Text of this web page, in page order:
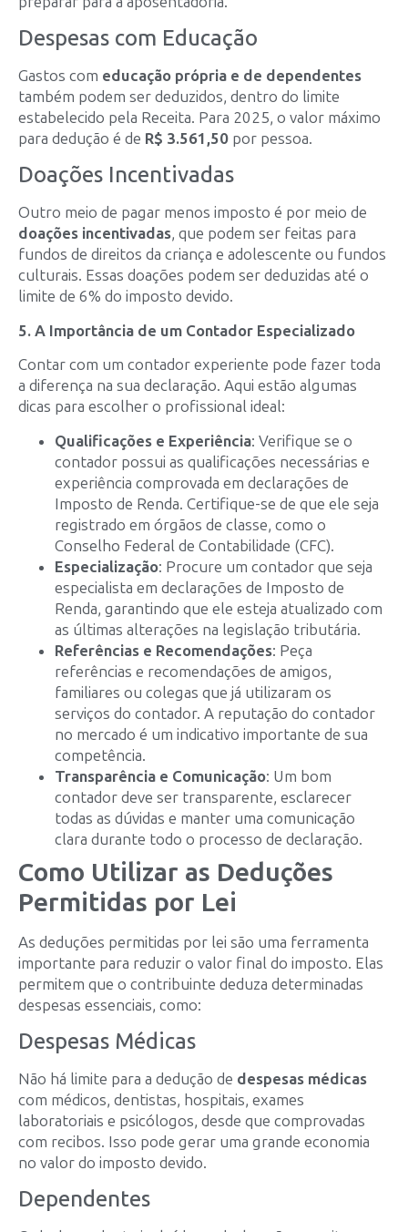
Despesas com Educação
Gastos com educação própria e de dependentes
também podem ser deduzidos, dentro do limite
estabelecido pela Receita. Para 2025, o valor máximo
para dedução é de R$ 3.561,50 por pessoa.
Doações Incentivadas
Outro meio de pagar menos imposto é por meio de
doações incentivadas, que podem ser feitas para
fundos de direitos da criança e adolescente ou fundos
culturais. Essas doações podem ser deduzidas até o
limite de 6% do imposto devido.
5. A Importância de um Contador Especializado
Contar com um contador experiente pode fazer toda
a diferença na sua declaração. Aqui estão algumas
dicas para escolher o profissional ideal:
Qualificações e Experiência: Verifique se o
contador possui as qualificações necessárias e
experiência comprovada em declarações de
Imposto de Renda. Certifique-se de que ele seja
registrado em órgãos de classe, como o
Conselho Federal de Contabilidade (CFC).
Especialização: Procure um contador que seja
especialista em declarações de Imposto de
Renda, garantindo que ele esteja atualizado com
as últimas alterações na legislação tributária.
Referências e Recomendações: Peça
referências e recomendações de amigos,
familiares ou colegas que já utilizaram os
serviços do contador. A reputação do contador
no mercado é um indicativo importante de sua
competência.
Transparência e Comunicação: Um bom
contador deve ser transparente, esclarecer
todas as dúvidas e manter uma comunicação
clara durante todo o processo de declaração.
Como Utilizar as Deduções
Permitidas por Lei
As deduções permitidas por lei são uma ferramenta
importante para reduzir o valor final do imposto. Elas
permitem que o contribuinte deduza determinadas
despesas essenciais, como:
Despesas Médicas
Não há limite para a dedução de despesas médicas
com médicos, dentistas, hospitais, exames
laboratoriais e psicólogos, desde que comprovadas
com recibos. Isso pode gerar uma grande economia
no valor do imposto devido.
Dependentes